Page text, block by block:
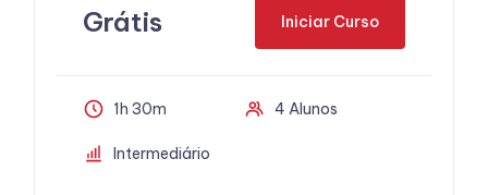
Grátis Iniciar Curso
1h 30m 4 Alunos
Intermediário